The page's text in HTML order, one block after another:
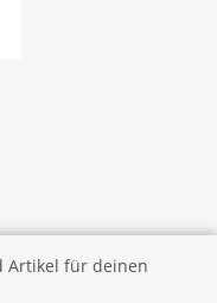
Artikel für deinen